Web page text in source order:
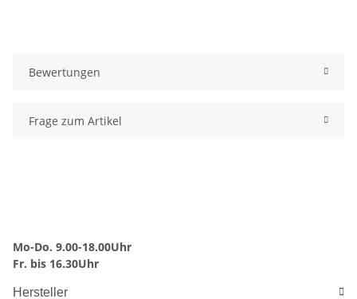
Bewertungen
Frage zum Artikel
Mo-Do. 9.00-18.00Uhr
Fr. bis 16.30Uhr
Hersteller